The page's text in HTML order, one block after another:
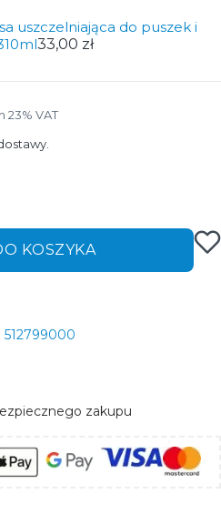
uszczelniająca do puszek i
33,00 zł
23% VAT
23% VAT
KOSZYKA
512799000
zakupu